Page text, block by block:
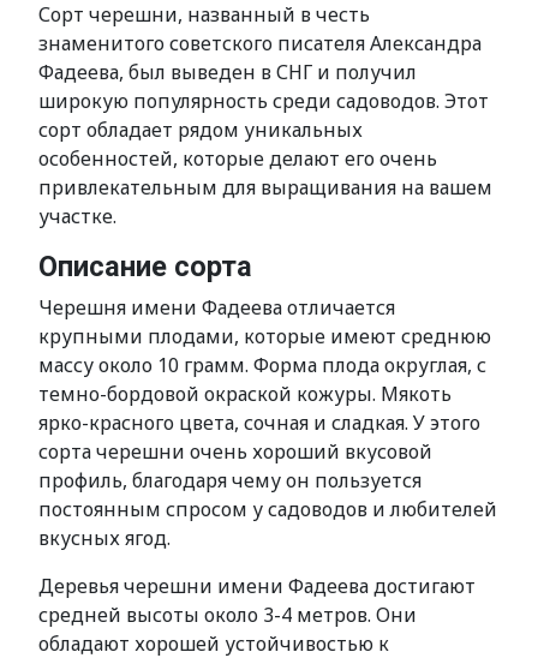
Сорт черешни, названный в честь
знаменитого советского писателя Александра
Фадеева, был выведен в СНГ и получил
широкую популярность среди садоводов. Этот
сорт обладает рядом уникальных
особенностей, которые делают его очень
привлекательным для выращивания на вашем
участке.
Описание сорта
Черешня имени Фадеева отличается
крупными плодами, которые имеют среднюю
массу около 10 грамм. Форма плода округлая, с
темно-бордовой окраской кожуры. Мякоть
ярко-красного цвета, сочная и сладкая. У этого
сорта черешни очень хороший вкусовой
профиль, благодаря чему он пользуется
постоянным спросом у садоводов и любителей
вкусных ягод.
Деревья черешни имени Фадеева достигают
средней высоты около 3-4 метров. Они
обладают хорошей устойчивостью к